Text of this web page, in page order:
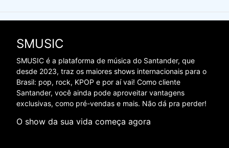
SMUSIC
SMUSIC é a plataforma de música do Santander, que
desde 2023, traz os maiores shows internacionais para o
Brasil: pop, rock, KPOP e por aí vai! Como cliente
Santander, você ainda pode aproveitar vantagens
exclusivas, como pré-vendas e mais. Não dá pra perder!
O show da sua vida começa agora